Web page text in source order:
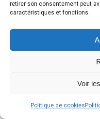
retirer son consentement peut
caractéristiques et fonctions.
Voir
Politique de cookies
Chanel